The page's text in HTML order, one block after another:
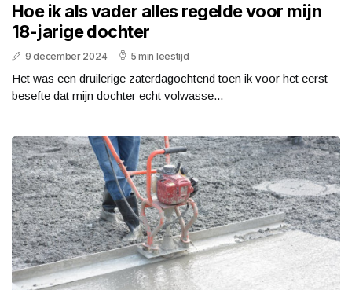
Hoe ik als vader alles regelde voor mijn
18-jarige dochter
9 december 2024 5 min leestijd
Het was een druilerige zaterdagochtend toen ik voor het eerst
besefte dat mijn dochter echt volwasse...